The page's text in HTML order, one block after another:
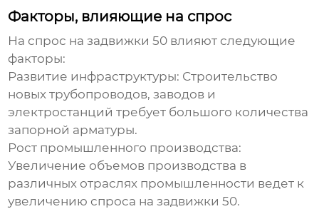
Факторы, влияющие на спрос
На спрос назадвижки 50 влияют следующие
факторы:
Развитие инфраструктуры: Строительство
новых трубопроводов, заводов и
электростанций требует большого количества
запорной арматуры.
Рост промышленного производства:
Увеличение объемов производства в
различных отраслях промышленности ведет к
увеличению спроса назадвижки 50.